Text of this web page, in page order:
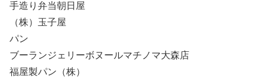
手造り弁当朝日屋
（株）玉子屋
パン
ブーランジェリーボヌールマチノマ大森店
福屋製パン（株）